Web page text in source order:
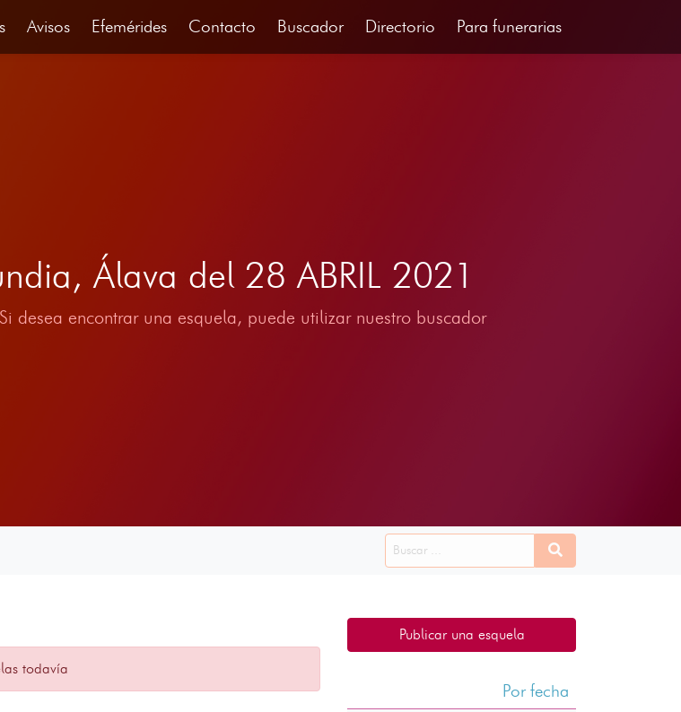
Avisos Efemérides Contacto Buscador Directorio Para funerarias
Álava del 28 ABRIL 2021
desea encontrar una esquela, puede utilizar nuestro buscador
todavía
Publicar una esquela
Por fecha